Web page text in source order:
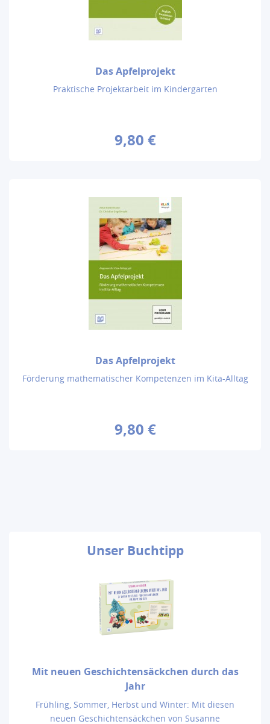
Das Apfelprojekt
Praktische Projektarbeit im Kindergarten
9,80 €
Das Apfelprojekt
Förderung mathematischer Kompetenzen im Kita-Alltag
9,80 €
Unser Buchtipp
Mit neuen Geschichtensäckchen durch das
Jahr
Frühling, Sommer, Herbst und Winter: Mit diesen
neuen Geschichtensäckchen von Susanne